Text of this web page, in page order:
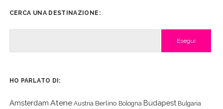
CERCA UNA DESTINAZIONE:
HO PARLATO DI:
Amsterdam Atene Austria Berlino Bologna Budapest Bulgaria